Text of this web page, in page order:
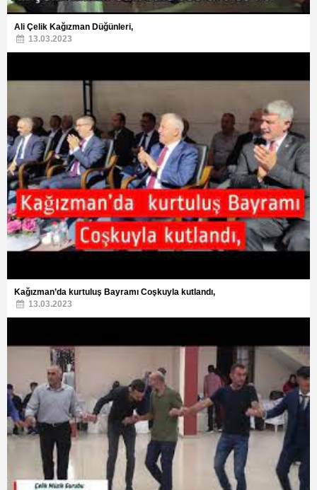
Ali Çelik Kağızman Düğünleri,
13.03.2023
Kağızman’da kurtuluş Bayramı Coşkuyla kutlandı,
13.03.2023